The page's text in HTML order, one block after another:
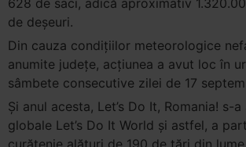
628 de saci, adică aproximativ
de deșeuri.
Din cauza condițiilor meteorologice
anumite județe, acțiunea a avut loc în
sâmbete consecutive zilei de 17
Și anul acesta, Let’s Do It, Romania! s-
globale Let’s Do It World și astfel, a